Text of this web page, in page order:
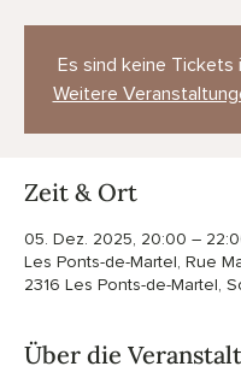
Es sind keine Tickets
Weitere
Zeit & Ort
05. Dez. 2025, 20:00 –
Les Ponts-de-Martel, Rue
2316 Les Ponts-de-Martel,
Über die